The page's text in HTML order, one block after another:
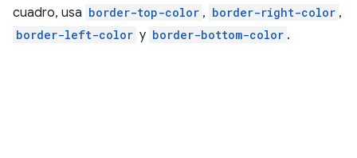
cuadro, usa border-top-color , border-right-color ,
border-left-color y border-bottom-color .